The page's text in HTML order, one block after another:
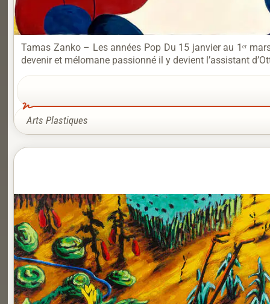
Tamas Zanko – Les années Pop Du 15 janvier au 1ᵉʳ
devenir et mélomane passionné il y devient l’assistant
Arts Plastiques